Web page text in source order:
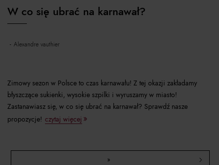
W co się ubrać na karnawał?
alexandre vauthier
Zimowy sezon w Polsce to czas karnawału! Z tej okazji zakładamy
błyszczące sukienki, wysokie szpilki i wyruszamy w miasto!
Zastanawiasz się, w co się ubrać na karnawał? Sprawdź nasze
propozycje! czytaj więcej
»